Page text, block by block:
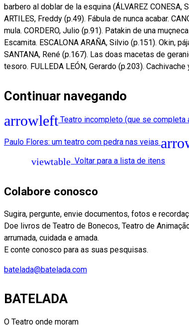
barbero al doblar de la esquina (ÁLVAREZ CONESA,
ARTILES, Freddy (p.49). Fábula de nunca acabar.
mula. CORDERO, Julio (p.91). Patakin de una
Escamita. ESCALONA ARAÑA, Silvio (p.151). Okin,
SANTANA, René (p.167). Las doas macetas de
tesoro. FULLEDA LEÓN, Gerardo (p.203).
Continuar navegando
Teatro incompleto (que se completa
Paulo Flores: um teatro com pedra nas veias
Voltar para a lista de itens
Colabore conosco
Sugira, pergunte, envie documentos, fotos e
Doe livros de Teatro de Bonecos, Teatro de
arrumada, cuidada e amada.
E conte conosco para as suas pesquisas.
batelada@batelada.com
BATELADA
O Teatro onde moram